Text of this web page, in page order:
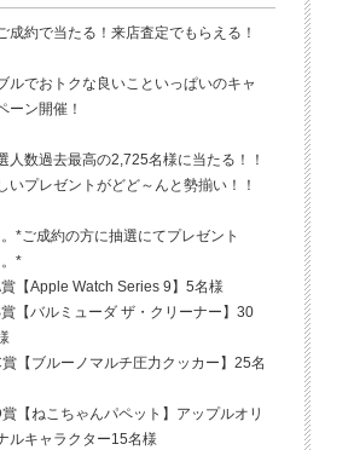
成約で当たる！来店査定でもらえる！
ルでおトクな良いこといっぱいのキャ
ーン開催！
人数過去最高の2,725名様に当たる！！
いプレゼントがどど～んと勢揃い！！
*ご成約の方に抽選にてプレゼント
*
【Apple Watch Series 9】5名様
【バルミューダ ザ・クリーナー】30
【ブルーノマルチ圧力クッカー】25名
【ねこちゃんパペット】アップルオリ
ルキャラクター15名様